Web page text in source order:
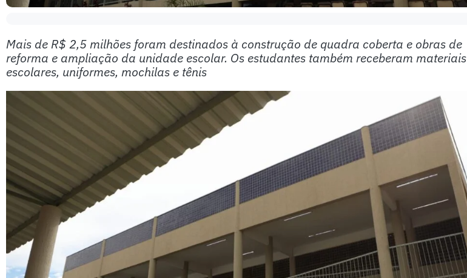
Mais de R$ 2,5 milhões foram destinados à construção de quadra coberta e obras de
reforma e ampliação da unidade escolar. Os estudantes também receberam materiais
escolares, uniformes, mochilas e tênis